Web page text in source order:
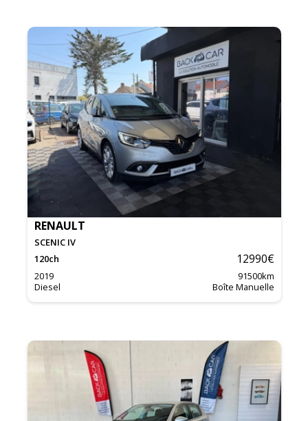
RENAULT
SCENIC IV
120ch 12990€
2019 91500km
Diesel
Boîte Manuelle